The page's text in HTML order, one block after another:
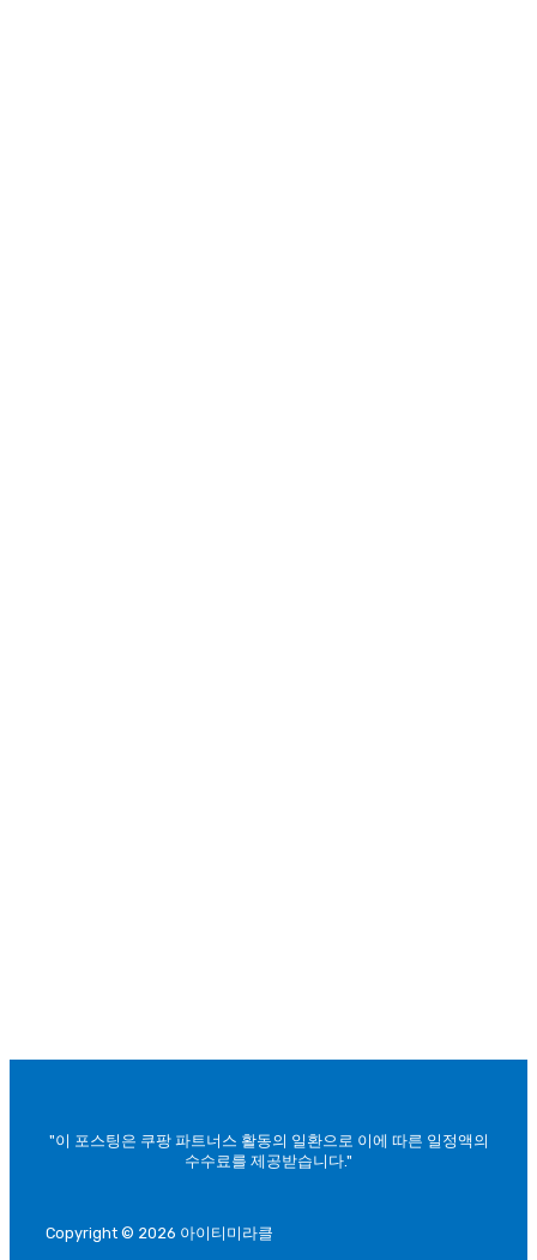
"이 포스팅은 쿠팡 파트너스 활동의 일환으로 이에 따른 일정액의
수수료를 제공받습니다."
Copyright © 2026 아이티미라클